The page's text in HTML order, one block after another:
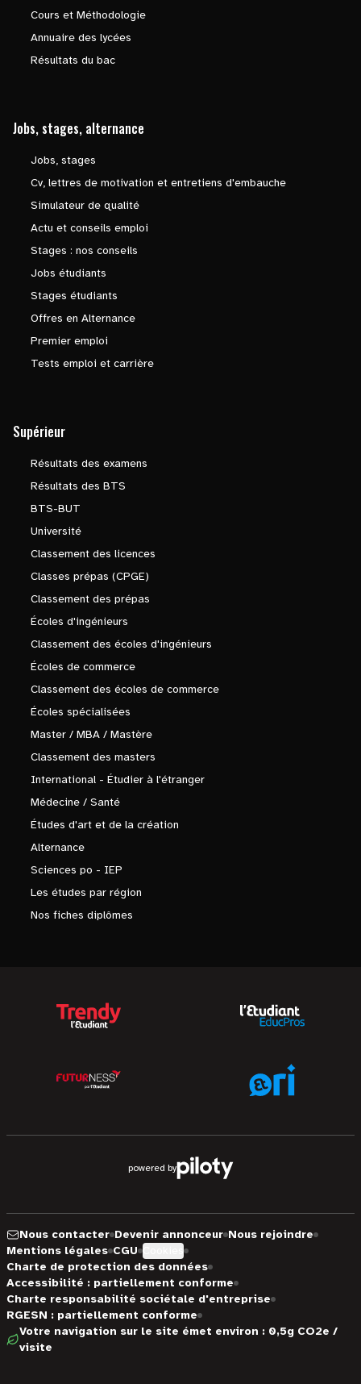
Cours et Méthodologie
Annuaire des lycées
Résultats du bac
Jobs, stages, alternance
Jobs, stages
Cv, lettres de motivation et entretiens d'embauche
Simulateur de qualité
Actu et conseils emploi
Stages : nos conseils
Jobs étudiants
Stages étudiants
Offres en Alternance
Premier emploi
Tests emploi et carrière
Supérieur
Résultats des examens
Résultats des BTS
BTS-BUT
Université
Classement des licences
Classes prépas (CPGE)
Classement des prépas
Écoles d'ingénieurs
Classement des écoles d'ingénieurs
Écoles de commerce
Classement des écoles de commerce
Écoles spécialisées
Master / MBA / Mastère
Classement des masters
International - Étudier à l'étranger
Médecine / Santé
Études d'art et de la création
Alternance
Sciences po - IEP
Les études par région
Nos fiches diplômes
powered by
Nous contacter Devenir annonceur Nous rejoindre
Mentions légales CGU
Charte de protection des données
Accessibilité : partiellement conforme
Charte responsabilité sociétale d'entreprise
RGESN : partiellement conforme
Votre navigation sur le site émet environ : 0,5g CO2e /
visite